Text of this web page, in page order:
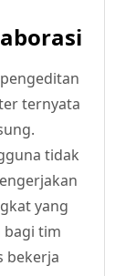
ternyata
tidak
yang
bagi tim
bekerja